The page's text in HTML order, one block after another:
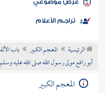
الكتب
موضوعي
تراجم الأعلام
الرئيسية المعجم الكبير باب
أبو رافع مولى رسول الله صلى الله عليه
المعجم الكبير